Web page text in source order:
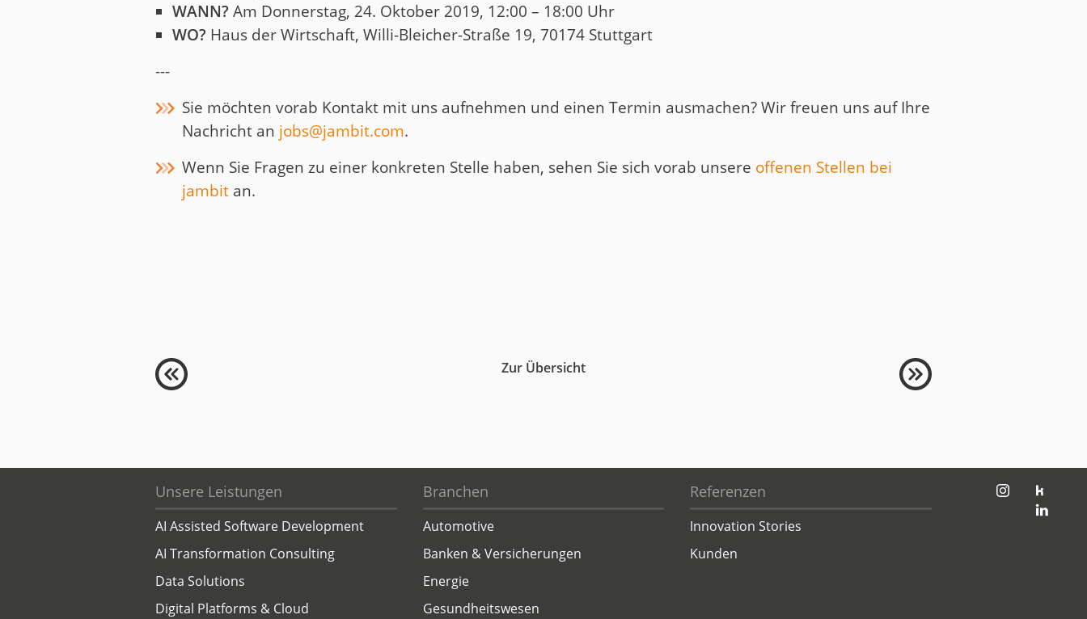
WANN? Am Donnerstag, 24. Oktober 2019, 12:00 – 18:00 Uhr
WO? Haus der Wirtschaft, Willi-Bleicher-Straße 19, 70174 Stuttgart
---
Sie möchten vorab Kontakt mit uns aufnehmen und einen Termin ausmachen? Wir freuen uns auf Ihre
Nachricht an jobs@jambit.com.
Wenn Sie Fragen zu einer konkreten Stelle haben, sehen Sie sich vorab unsere offenen Stellen bei
jambit an.
Zur Übersicht
Unsere Leistungen
AI Assisted Software Development
AI Transformation Consulting
Data Solutions
Digital Platforms & Cloud
Branchen
Automotive
Banken & Versicherungen
Energie
Gesundheitswesen
Referenzen
Innovation Stories
Kunden
jambit auf instagramjambit auf kununu
jambit auf linkedin